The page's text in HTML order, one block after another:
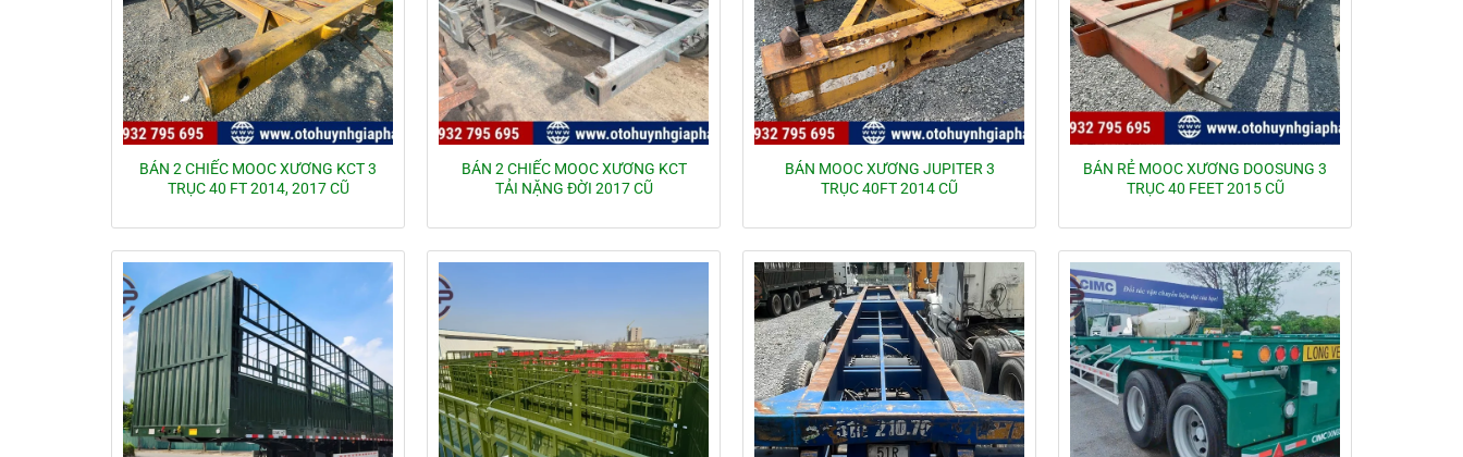
BÁN 2 CHIẾC MOOC XƯƠNG KCT 3
TRỤC 40 FT 2014, 2017 CŨ
BÁN 2 CHIẾC MOOC XƯƠNG KCT
TẢI NẶNG ĐỜI 2017 CŨ
BÁN MOOC XƯƠNG JUPITER 3
TRỤC 40FT 2014 CŨ
BÁN RẺ MOOC XƯƠNG DOOSUNG 3
TRỤC 40 FEET 2015 CŨ